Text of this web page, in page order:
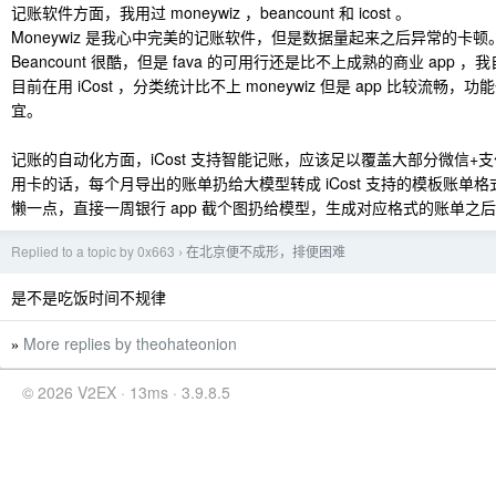
记账软件方面，我用过 moneywiz ，beancount 和 icost 。
Moneywiz 是我心中完美的记账软件，但是数据量起来之后异常的卡顿
Beancount 很酷，但是 fava 的可用行还是比不上成熟的商业 app ，
目前在用 iCost ，分类统计比不上 moneywiz 但是 app 比较流畅，功
宜。
记账的自动化方面，iCost 支持智能记账，应该足以覆盖大部分微信+
用卡的话，每个月导出的账单扔给大模型转成 iCost 支持的模板账单
懒一点，直接一周银行 app 截个图扔给模型，生成对应格式的账单之
Replied to a topic by 0x663 › 在北京便不成形，排便困难
是不是吃饭时间不规律
» More replies by theohateonion
© 2026 V2EX · 13ms · 3.9.8.5